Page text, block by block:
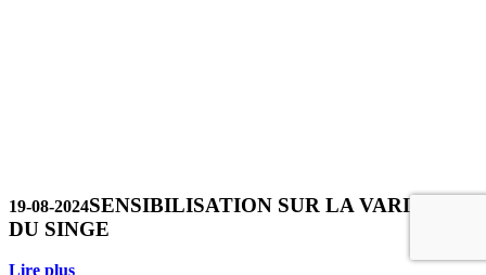
19-08-2024SENSIBILISATION SUR LA VARIOLE
DU SINGE
Lire plus